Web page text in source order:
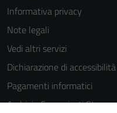
Informativa privacy
Note legali
Vedi altri servizi
Dichiarazione di accessibilità
Pagamenti informatici
Archivio Comunicati Stampa